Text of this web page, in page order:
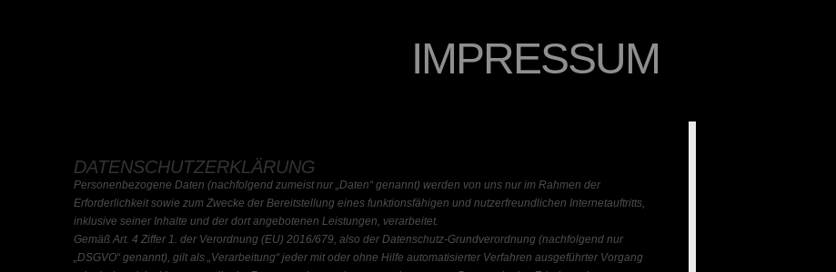
IMPRESSUM
DATENSCHUTZERKLÄRUNG
Personenbezogene Daten (nachfolgend zumeist nur „Daten“ genannt) werden von uns nur im Rahmen der
Erforderlichkeit sowie zum Zwecke der Bereitstellung eines funktionsfähigen und nutzerfreundlichen Internetauftritts,
inklusive seiner Inhalte und der dort angebotenen Leistungen, verarbeitet.
Gemäß Art. 4 Ziffer 1. der Verordnung (EU) 2016/679, also der Datenschutz-Grundverordnung (nachfolgend nur
„DSGVO“ genannt), gilt als „Verarbeitung“ jeder mit oder ohne Hilfe automatisierter Verfahren ausgeführter Vorgang